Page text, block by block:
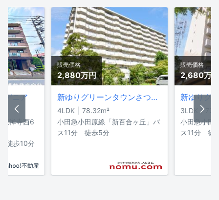
デニア
王禅寺西6
徒歩10分
販売価格
2,880万円
新ゆりグリーンタウンさつき街区 1号棟
4LDK 78.32m²
小田急小田原線「新百合ヶ丘」バ
ス11分 徒歩5分
販売価格
2,680万
3LDK
小田急小田
ス11分 徒